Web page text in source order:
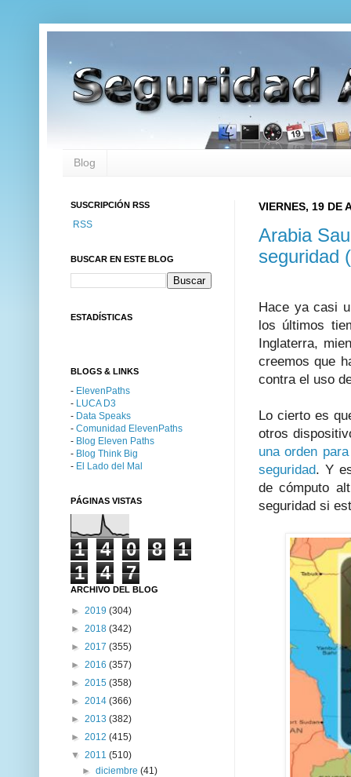
Blog
VIERNES, 19 DE
Arabia
seguridad
Hace ya casi
los últimos
Inglaterra,
creemos que
contra el uso
Lo cierto es
otros
una orden
seguridad. Y
de cómputo
seguridad si
SUSCRIPCIÓN RSS
RSS
BUSCAR EN ESTE BLOG
ESTADÍSTICAS
BLOGS & LINKS
- ElevenPaths
- LUCA D3
- Data Speaks
- Comunidad ElevenPaths
- Blog Eleven Paths
- Blog Think Big
- El Lado del Mal
PÁGINAS VISTAS
1 4 0 8
1
1
4 7
ARCHIVO DEL BLOG
► 2019 (304)
► 2018 (342)
► 2017 (355)
► 2016 (357)
► 2015 (358)
► 2014 (366)
► 2013 (382)
► 2012 (415)
▼ 2011 (510)
►diciembre(41)